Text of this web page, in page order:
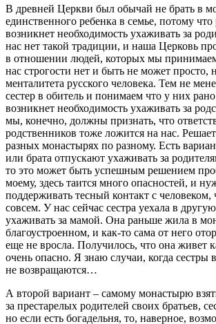
В древней Церкви был обычай не брать в
единственного ребенка в семье, потому
возникнет необходимость ухаживать за
нас нет такой традиции, и наша Церковь
в отношении людей, которых мы
нас строгости нет и быть не может просто,
менталитета русского человека. Тем не
сестер в обитель и понимаем что у них
возникнет необходимость ухаживать за
мы, конечно, должны признать, что
родственников тоже ложится на нас.
разных монастырях по разному. Есть
или брата отпускают ухаживать за
то это может быть успешным решением
моему, здесь таится много опасностей, и
поддерживать тесный контакт с
совсем. У нас сейчас сестра уехала в
ухаживать за мамой. Она раньше жила в
благоустроенном, и как-то сама от него
еще не вросла. Получилось, что она живет
очень опасно. Я знаю случаи, когда сестры
не возвращаются…
А второй вариант – самому монастырю
за престарелых родителей своих братьев,
но если есть богадельня, то, наверное,